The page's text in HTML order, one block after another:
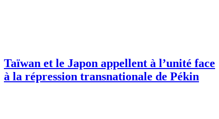
Taïwan et le Japon appellent à l’unité face
à la répression transnationale de Pékin